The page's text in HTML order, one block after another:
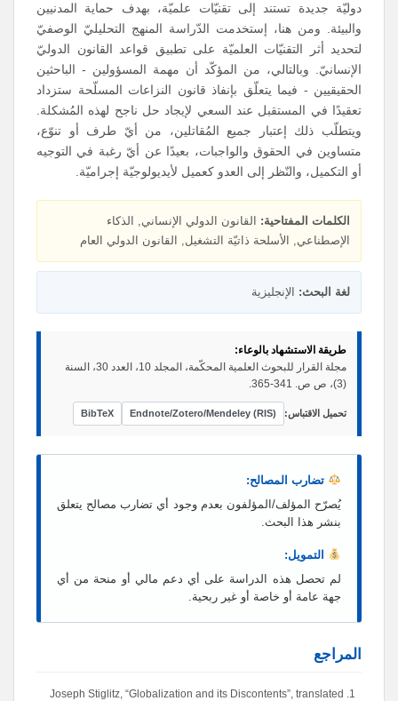
دوليّة جديدة تستند إلى تقنيّات علميّة، بهدف حماية المدنيين
والبيئة. ومن هنا، إستخدمت الدّراسة المنهج التحليليّ الوصفيّ
لتحديد أثر التقنيّات العلميّة على تطبيق قواعد القانون الدوليّ
الإنسانيّ. وبالتالي، من المؤكّد أن مهمة المسؤولين - الباحثين
الحقيقيين - فيما يتعلّق بإنفاذ قانون النزاعات المسلّحة ستزداد
تعقيدًا في المستقبل عند السعي لإيجاد حل ناجح لهذه المُشكلة.
ويتطلّب ذلك إعتبار جميع المُقاتلين، من أيّ طرف أو تنوّع،
متساوين في الحقوق والواجبات، بعيدًا عن أيّ رغبة في التوجيه
أو التكميل، والنّظر إلى العدو كعميل لأيديولوجيّة إجراميّة.
الكلمات المفتاحية: القانون الدولي الإنساني, الذكاء
الإصطناعي, الأسلحة ذاتيّة التشغيل, القانون الدولي العام
لغة البحث: الإنجليزية
طريقة الاستشهاد بالوعاء:
مجلة القرار للبحوث العلمية المحكّمة، المجلد 10، العدد 30، السنة
(3)، ص ص. 341-365.
تحميل الاقتباس: Endnote/Zotero/Mendeley (RIS)
BibTeX
تضارب المصالح:
يُصرّح المؤلف/المؤلفون بعدم وجود أي تضارب مصالح يتعلق
بنشر هذا البحث.
التمويل:
لم تحصل هذه الدراسة على أي دعم مالي أو منحة من أي
جهة عامة أو خاصة أو غير ربحية.
المراجع
Joseph Stiglitz, “Globalization and its Discontents”, translated